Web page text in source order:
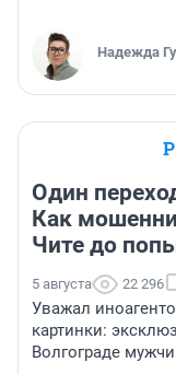
Надежда
Один
Как
Чите до
5 августа 22 296
Уважал
картинки:
Волгограде